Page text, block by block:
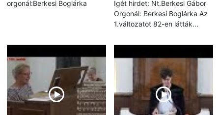
orgonál:Berkesi Boglárka
Igét hirdet: Nt.Berkesi Gábor
Orgonál: Berkesi Boglárka Az
1.változatot 82-en látták...